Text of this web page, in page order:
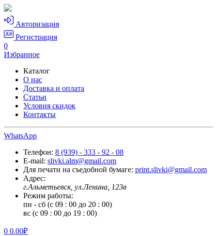
Авторизация
Регистрация
0
Избранное
Каталог
О нас
Доставка и оплата
Статьи
Условия скидок
Контакты
WhatsApp
Телефон: 8 (939) - 333 - 92 - 08
E-mail: slivki.alm@gmail.com
Для печати на съедобной бумаге: print.slivki@gmail.com
Адрес:
г.Альметьевск, ул.Ленина, 123в
Режим работы:
пн - сб (с 09 : 00 до 20 : 00)
вс (с 09 : 00 до 19 : 00)
0 0.00₽